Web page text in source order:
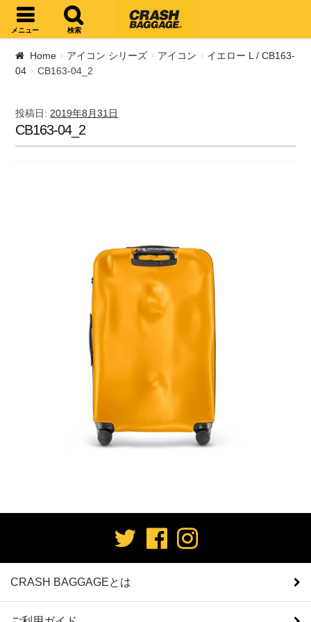
ナビゲーションへスキップ
コンテンツへスキップ
メニュー 検索
Home アイコン シリーズ アイコン
イエロー L / CB163-
04
CB163-04_2
投稿日: 2019年8月31日
CB163-04_2
CRASH BAGGAGEとは